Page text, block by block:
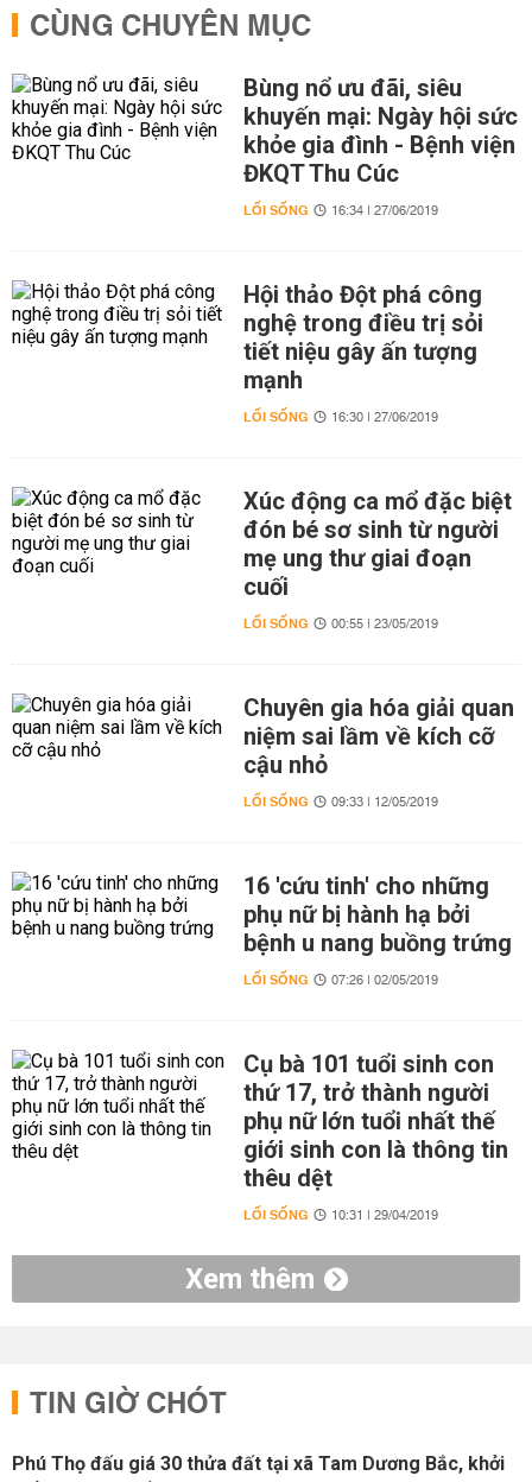
CÙNG CHUYÊN MỤC
Bùng nổ ưu đãi, siêu
khuyến mại: Ngày hội sức
khỏe gia đình - Bệnh viện
ĐKQT Thu Cúc
LỐI SỐNG 16:34 | 27/06/2019
Hội thảo Đột phá công
nghệ trong điều trị sỏi
tiết niệu gây ấn tượng
mạnh
LỐI SỐNG 16:30 | 27/06/2019
Xúc động ca mổ đặc biệt
đón bé sơ sinh từ người
mẹ ung thư giai đoạn
cuối
LỐI SỐNG 00:55 | 23/05/2019
Chuyên gia hóa giải quan
niệm sai lầm về kích cỡ
cậu nhỏ
LỐI SỐNG 09:33 | 12/05/2019
16 'cứu tinh' cho những
phụ nữ bị hành hạ bởi
bệnh u nang buồng trứng
LỐI SỐNG 07:26 | 02/05/2019
Cụ bà 101 tuổi sinh con
thứ 17, trở thành người
phụ nữ lớn tuổi nhất thế
giới sinh con là thông tin
thêu dệt
LỐI SỐNG 10:31 | 29/04/2019
Xem thêm
TIN GIỜ CHÓT
Phú Thọ đấu giá 30 thửa đất tại xã Tam Dương Bắc, khởi